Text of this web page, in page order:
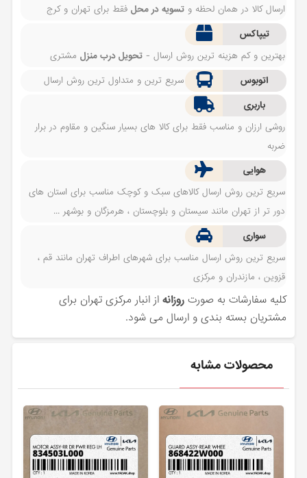
ارسال کالا در همان لحظه وتسویه در محل فقط برای تهران و کرج
تیپاکس
بهترین و کم هزینه ترین روش ارسال -تحویل درب منزل مشتری
اتوبوس
سریع ترین و متداول ترین روش ارسال
باربری
روشی ارزان و مناسب فقط برای کالا های بسیار سنگین و مقاوم در برار
ضربه
هوایی
سریع ترین روش ارسال کالاهای سبک و کوچک مناسب برای استان های
دور تر از تهران مانند سیستان و بلوچستان ، هرمزگان و بوشهر ...
سواری
سریع ترین روش ارسال مناسب برای شهرهای اطراف تهران مانند قم ،
قزوین ، مازندران و مرکزی
کلیه سفارشات به صورتروزانه از انبار مرکزی تهران برای
مشتریان بسته بندی و ارسال می شود.
محصولات مشابه